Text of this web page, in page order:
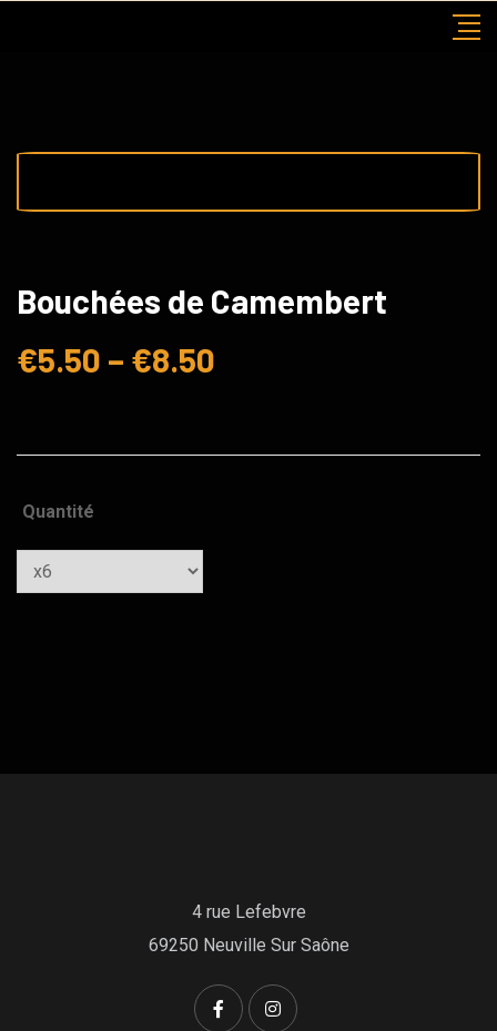
Bouchées de Camembert
€5.50 – €8.50
Quantité
4 rue Lefebvre
69250 Neuville Sur Saône